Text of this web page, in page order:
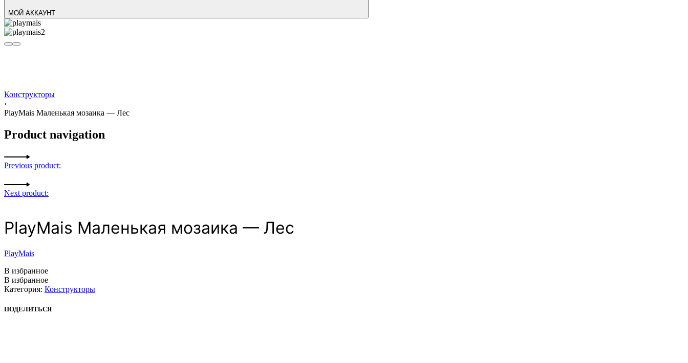
МОЙ АККАУНТ
Конструкторы
›
PlayMais Маленькая мозаика — Лес
Product navigation
Previous product:
Next product:
PlayMais Маленькая мозаика — Лес
PlayMais
В избранное
В избранное
Категория: Конструкторы
ПОДЕЛИТЬСЯ